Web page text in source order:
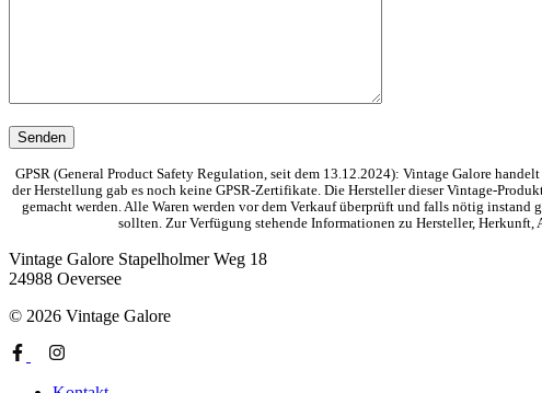
GPSR (General Product Safety Regulation, seit dem 13.12.2024): Vintage Galore
der Herstellung gab es noch keine GPSR-Zertifikate. Die Hersteller dieser Vintage-
gemacht werden. Alle Waren werden vor dem Verkauf überprüft und falls nötig
sollten. Zur Verfügung stehende Informationen zu Hersteller,
Vintage Galore Stapelholmer Weg 18
24988 Oeversee
© 2026 Vintage Galore